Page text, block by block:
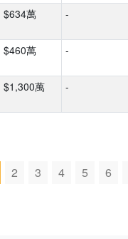
$634萬 -
$460萬 -
$1,300萬 -
2 3 4 5 6